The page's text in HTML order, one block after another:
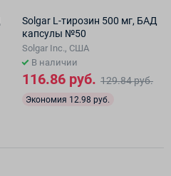
Solgar L-тирозин 500 мг, БАД
капсулы №50
Solgar Inc., США
В наличии
116.86 руб. 129.84 руб.
Экономия 12.98 руб.